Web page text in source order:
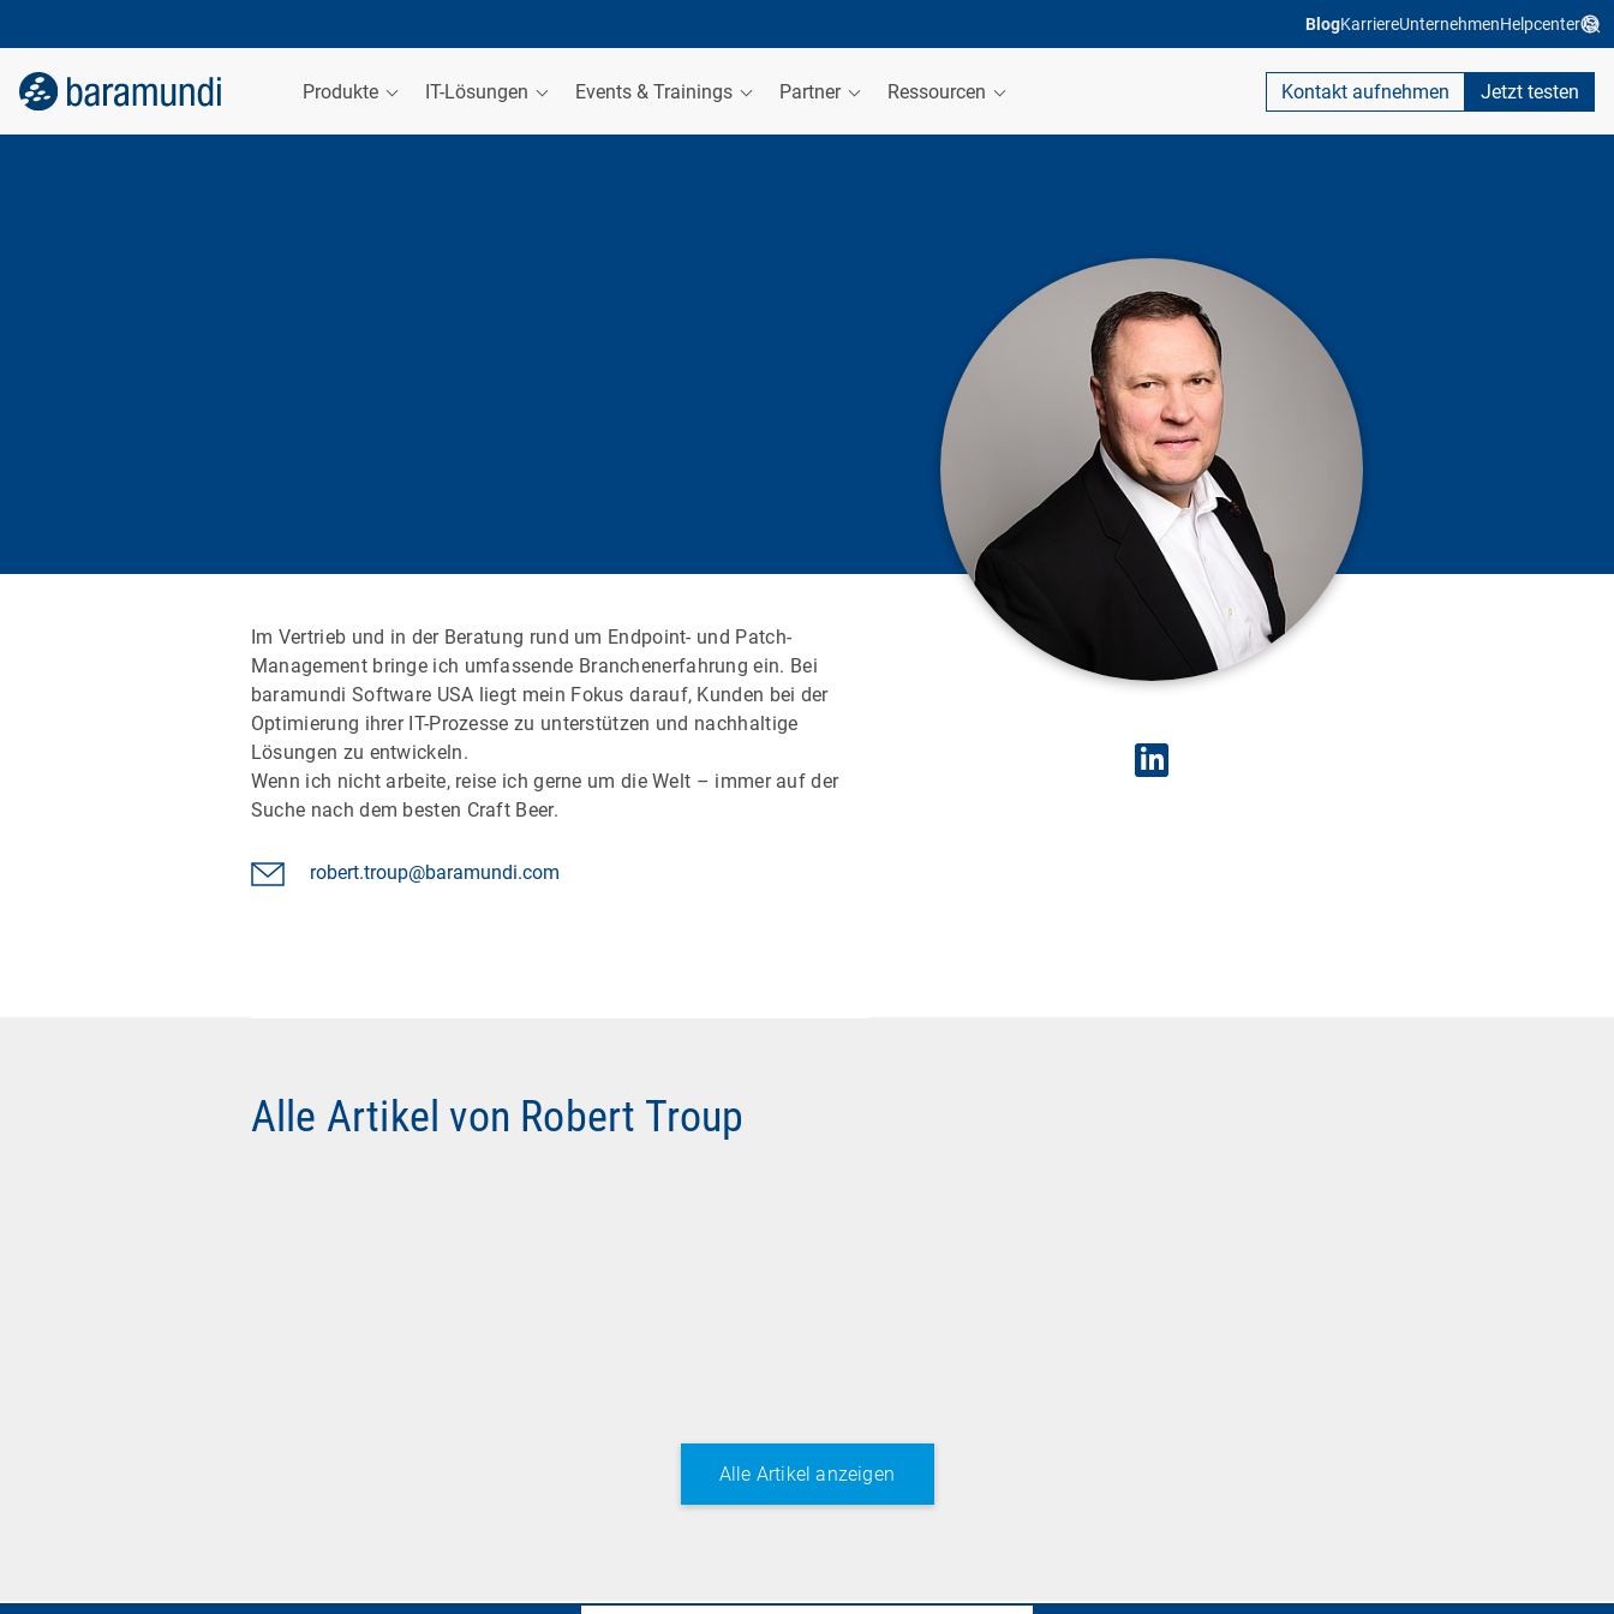
BlogKarriereUnternehmenHelpcenter
Produkte IT-Lösungen Events & Trainings Partner Ressourcen Kontakt aufnehmen Jetzt testen
Im Vertrieb und in der Beratung rund um Endpoint- und Patch-
Management bringe ich umfassende Branchenerfahrung ein. Bei
baramundi Software USA liegt mein Fokus darauf, Kunden bei der
Optimierung ihrer IT-Prozesse zu unterstützen und nachhaltige
Lösungen zu entwickeln.
Wenn ich nicht arbeite, reise ich gerne um die Welt – immer auf der
Suche nach dem besten Craft Beer.
robert.troup@baramundi.com
Alle Artikel von Robert Troup
Alle Artikel anzeigen